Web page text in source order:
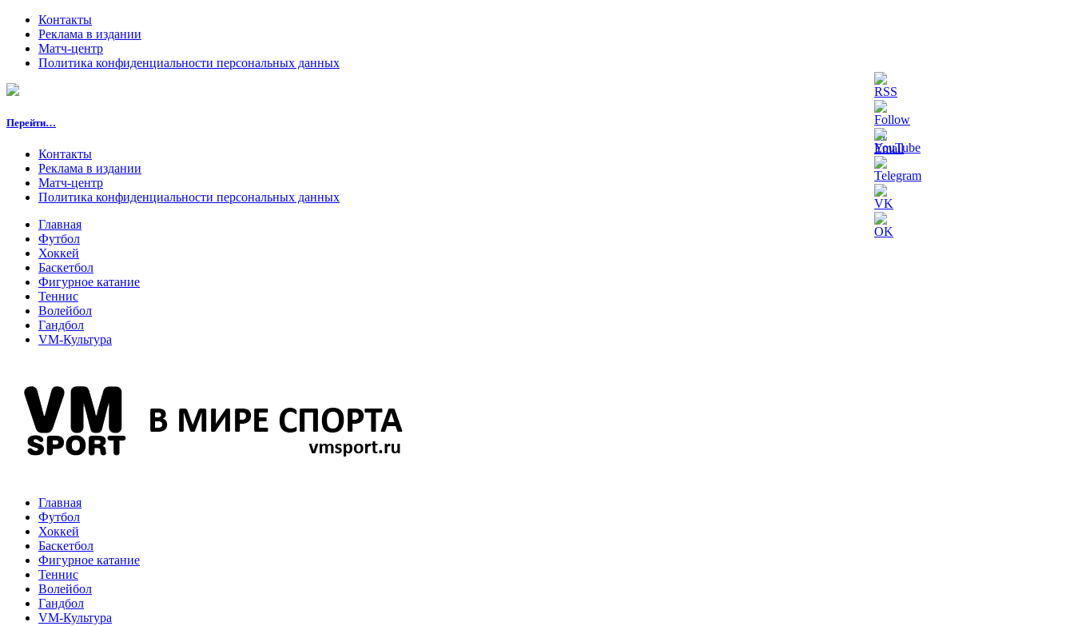
Контакты
Реклама в издании
Матч-центр
Политика конфиденциальности персональных данных
Перейти…
Контакты
Реклама в издании
Матч-центр
Политика конфиденциальности персональных данных
Главная
Футбол
Хоккей
Баскетбол
Фигурное катание
Теннис
Волейбол
Гандбол
VM-Культура
Главная
Футбол
Хоккей
Баскетбол
Фигурное катание
Теннис
Волейбол
Гандбол
VM-Культура